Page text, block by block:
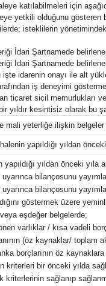
katılabilmeleri için
yetkili olduğunu gösteren
isteklilerin
İdari Şartnamede
İdari Şartnamede
idarenin onayı ile alt
iş deneyimi
ticaret sicil memurlukları
yıldır kesintisiz olarak bu
mali yeterliğe ilişkin
yapıldığı yıldan
yapıldığı yıldan önceki
bilançosunu
uyarınca bilançosunu
göstermek üzere
eşdeğer belgelerde;
varlıklar / kısa vadeli
(öz kaynaklar/ toplam
borçlarının öz
kriterleri bir önceki yılda
sağlanıp